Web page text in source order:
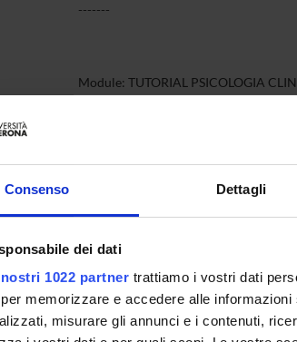
Consenso Dettagli
dei dati
1022 partner trattiamo i vostri dati
memorizzare e accedere alle
misurare gli annunci e i contenuti,
-------
Module: TUTORIAL PSICOLOGIA
-------
-------